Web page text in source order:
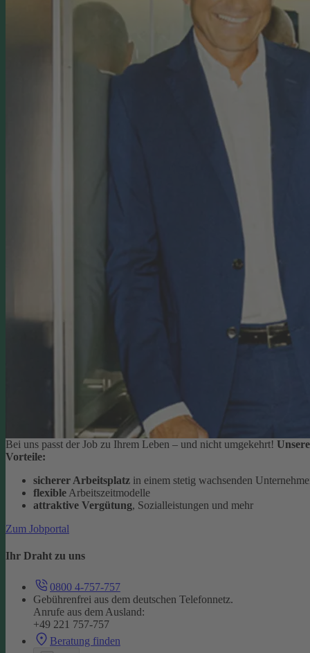
Bei uns passt der Job zu Ihrem Leben – und nicht umgekehrt! Unsere
Vorteile:
sicherer Arbeitsplatz in einem stetig wachsenden
flexible Arbeitszeitmodelle
attraktive Vergütung, Sozialleistungen und mehr
Zum Jobportal
Ihr Draht zu uns
0800 4-757-757
Gebührenfrei aus dem deutschen Telefonnetz.
Anrufe aus dem Ausland:
+49 221 757-757
Beratung finden